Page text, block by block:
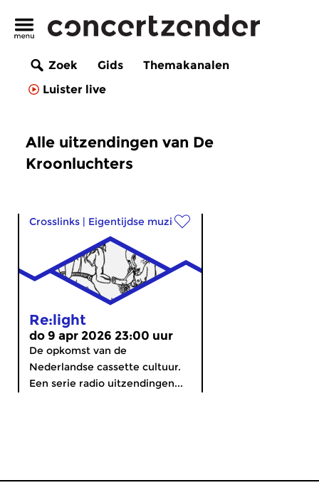
Zoek Gids
Themakanalen
Luister live
Alle uitzendingen van De
Kroonluchters
Crosslinks | Eigentijdse muziek
Re:light
do 9 apr 2026 23:00 uur
De opkomst van de
Nederlandse cassette cultuur.
Een serie radio uitzendingen...